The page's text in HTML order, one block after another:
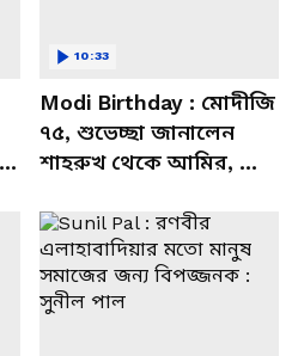
Modi Birthday : মোদীজি
৭৫, শুভেচ্ছা জানালেন
শাহরুখ থেকে আমির, কী
10:33